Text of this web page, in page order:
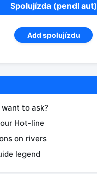
Spolujízda (pendl aut)
Add spolujízdu
to ask?
Hot-line
on rivers
legend